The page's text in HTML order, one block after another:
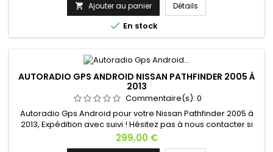
 Ajouter au panier Détails
 En stock
AUTORADIO GPS ANDROID NISSAN PATHFINDER 2005 À
2013
Commentaire(s): 0
Autoradio Gps Android pour votre Nissan Pathfinder 2005 à
2013, Expédition avec suivi ! Hésitez pas à nous contacter si
vous avez une question !
Prix
299,00 €